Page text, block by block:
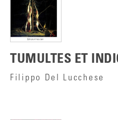
TUMULTES ET
Filippo Del Lucchese